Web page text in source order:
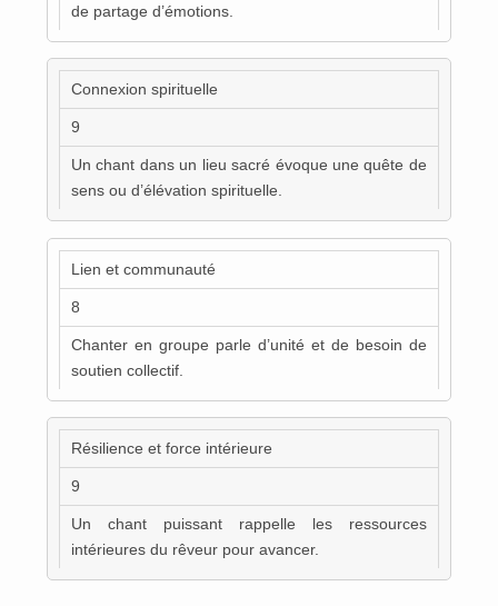
de partage d’émotions.
Connexion spirituelle
9
Un chant dans un lieu sacré évoque une quête de
sens ou d’élévation spirituelle.
Lien et communauté
8
Chanter en groupe parle d’unité et de besoin de
soutien collectif.
Résilience et force intérieure
9
Un chant puissant rappelle les ressources
intérieures du rêveur pour avancer.